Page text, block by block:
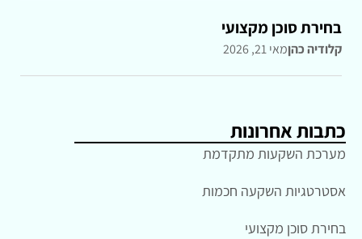
בחירת סוכן מקצועי
קלודיה כהןמאי 21, 2026
כתבות אחרונות
מערכת השקעות מתקדמת
אסטרטגיות השקעה חכמות
בחירת סוכן מקצועי